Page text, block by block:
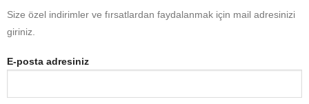
Size özel indirimler ve fırsatlardan faydalanmak için mail adresinizi
giriniz.
E-posta adresiniz